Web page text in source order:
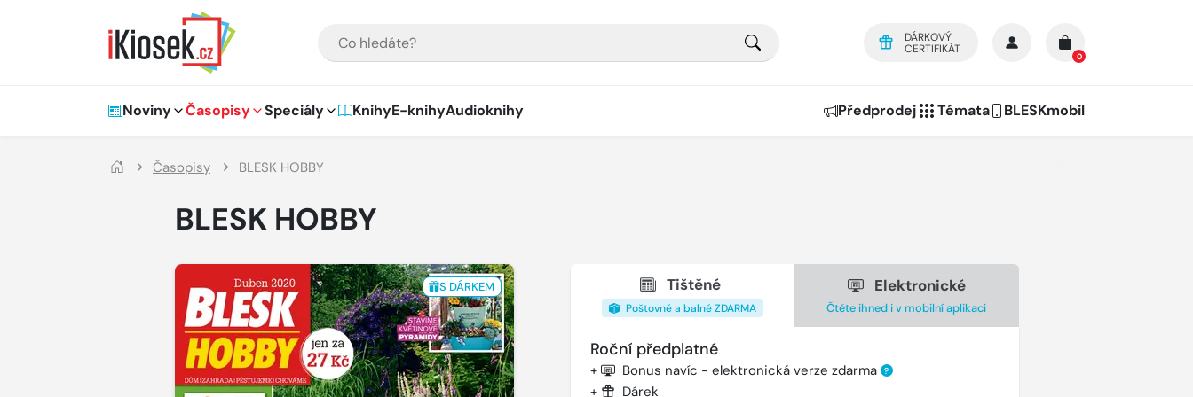
DÁRKOVÝ
CERTIFIKÁT
0
Hlavní navigace
Noviny Časopisy Speciály KnihyE-knihyAudioknihy Předprodej Témata BLESKmobil
Časopisy BLESK HOBBY
BLESK HOBBY
S DÁRKEM Tištěné
Poštovné a balné ZDARMA
Elektronické
Čtěte ihned i v mobilní aplikaci
Roční předplatné
+ Bonus navíc - elektronická verze zdarma ?
+ Dárek